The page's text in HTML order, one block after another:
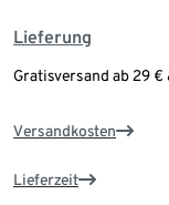
Lieferung
Gratisversand ab 29 €
Versandkosten
Lieferzeit